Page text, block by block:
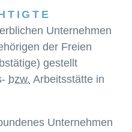
Unternehmen
der Freien
gestellt
bzw. Arbeitsstätte in
Unternehmen